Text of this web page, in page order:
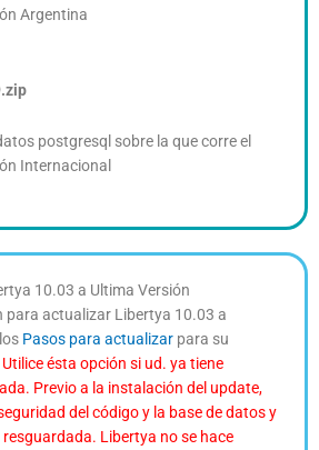
Argentina
postgresql sobre la que corre el
Internacional
10.03 a Ultima Versión
para actualizar Libertya 10.03 a
Pasos para actualizar para su
Utilice ésta opción si ud. ya tiene
Previo a la instalación del update,
del código y la base de datos y
Libertya no se hace